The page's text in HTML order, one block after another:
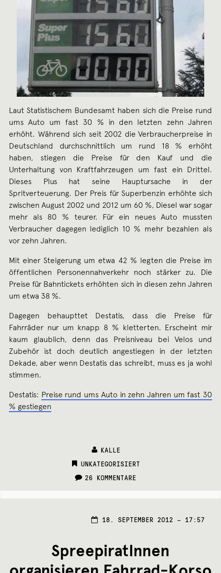
Laut Statistischem Bundesamt haben sich die Preise rund
ums Auto um fast 30 % in den letzten zehn Jahren
erhöht. Während sich seit 2002 die Verbraucherpreise in
Deutschland durchschnittlich um rund 18 % erhöht
haben, stiegen die Preise für den Kauf und die
Unterhaltung von Kraftfahrzeugen um fast ein Drittel.
Dieses Plus hat seine Hauptursache in der
Spritverteuerung. Der Preis für Superbenzin erhöhte sich
zwischen August 2002 und 2012 um 60 %, Diesel war sogar
mehr als 80 % teurer. Für ein neues Auto mussten
Verbraucher dagegen lediglich 10 % mehr bezahlen als
vor zehn Jahren.
Mit einer Steigerung um etwa 42 % legten die Preise im
öffentlichen Personennahverkehr noch stärker zu. Die
Preise für Bahntickets erhöhten sich in diesen zehn Jahren
um etwa 38 %.
Dagegen behaupttet Destatis, dass die Preise für
Fahrräder nur um knapp 8 % kletterten. Erscheint mir
kaum glaublich, denn das Preisniveau bei Velos und
Zubehör ist doch deutlich angestiegen in der letzten
Dekade, aber wenn Destatis das schreibt, muss es ja wohl
stimmen.
Destatis: Preise rund ums Auto in zehn Jahren um fast 30
% gestiegen
KALLE
CATEGORIES:
UNKATEGORISIERT
26 KOMMENTARE
18. SEPTEMBER 2012 – 17:57
SpreepiratInnen